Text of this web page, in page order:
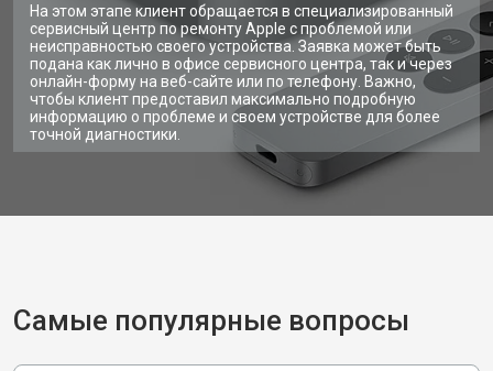
На этом этапе клиент обращается в специализированный
сервисный центр по ремонту Apple с проблемой или
неисправностью своего устройства. Заявка может быть
подана как лично в офисе сервисного центра, так и через
онлайн-форму на веб-сайте или по телефону. Важно,
чтобы клиент предоставил максимально подробную
информацию о проблеме и своем устройстве для более
точной диагностики.
Самые популярные вопросы